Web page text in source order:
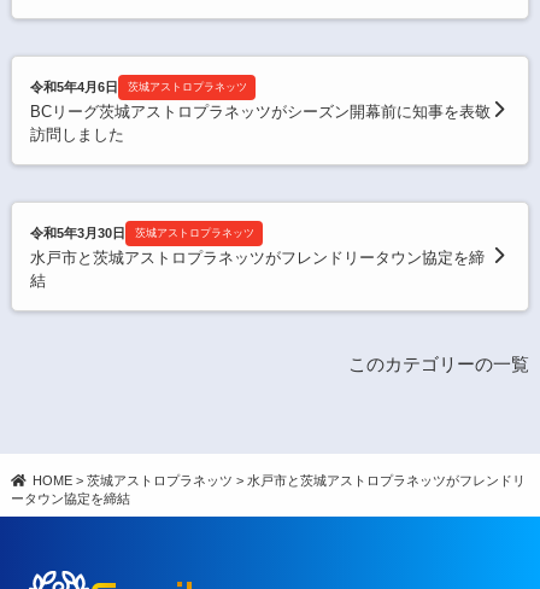
令和5年4月6日 茨城アストロプラネッツ
BCリーグ茨城アストロプラネッツがシーズン開幕前に知事を表敬
訪問しました
令和5年3月30日 茨城アストロプラネッツ
水戸市と茨城アストロプラネッツがフレンドリータウン協定を締
結
このカテゴリーの一覧
HOME >茨城アストロプラネッツ >水戸市と茨城アストロプラネッツがフレンドリ
ータウン協定を締結